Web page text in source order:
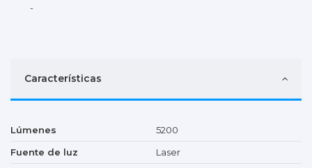
-
Características
Lúmenes
5200
Fuente de luz
Laser